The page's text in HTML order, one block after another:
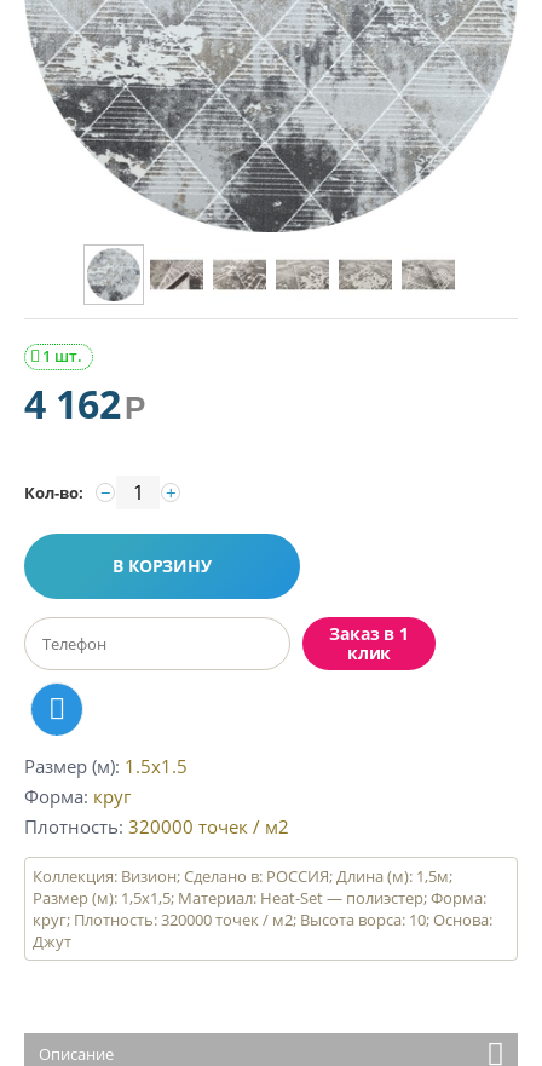
1 шт.

4 162Р
Кол-во: +
−
В КОРЗИНУ
Заказ в 1
клик
Размер (м) 1.5x1.5
Форма круг
Плотность 320000 точек / м2
Коллекция: Визион; Сделано в: РОССИЯ; Длина (м): 1,5м;
Размер (м): 1,5х1,5; Материал: Heat-Set — полиэстер; Форма:
круг; Плотность: 320000 точек / м2; Высота ворса: 10; Основа:
Джут
Описание